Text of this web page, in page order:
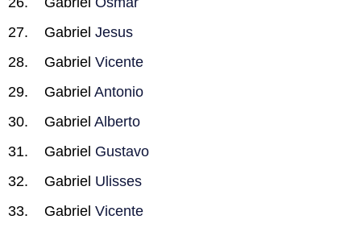
Gabriel Jesus
Gabriel Vicente
Gabriel Antonio
Gabriel Alberto
Gabriel Gustavo
Gabriel Ulisses
Gabriel Vicente